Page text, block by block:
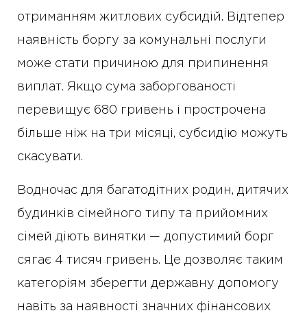
отриманням житлових субсидій. Відтепер
наявність боргу за комунальні послуги
може стати причиною для припинення
виплат. Якщо сума заборгованості
перевищує 680 гривень і прострочена
більше ніж на три місяці, субсидію можуть
скасувати.
Водночас для багатодітних родин, дитячих
будинків сімейного типу та прийомних
сімей діють винятки — допустимий борг
сягає 4 тисяч гривень. Це дозволяє таким
категоріям зберегти державну допомогу
навіть за наявності значних фінансових